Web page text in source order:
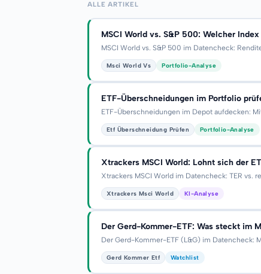
ALLE ARTIKEL
MSCI World vs. S&P 500: Welcher
MSCI World vs. S&P 500 im Datencheck:
Msci World Vs Portfolio-Analyse
ETF-Überschneidungen im Portfolio
ETF-Überschneidungen im Depot aufdecken:
Etf Überschneidung Prüfen Portfolio-Analyse
Xtrackers MSCI World: Lohnt sich der
Xtrackers MSCI World im Datencheck: TER vs.
Xtrackers Msci World KI-Analyse
Der Gerd-Kommer-ETF: Was steckt im
Der Gerd-Kommer-ETF (L&G) im Datencheck:
Gerd Kommer Etf Watchlist